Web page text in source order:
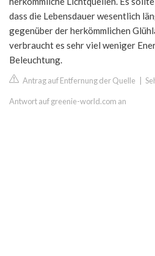
dass die Lebensdauer wesentlich
gegenüber der herkömmlichen
verbraucht es sehr viel weniger
Beleuchtung.
Antrag auf Entfernung der Quelle
Antwort auf greenie-world.com an